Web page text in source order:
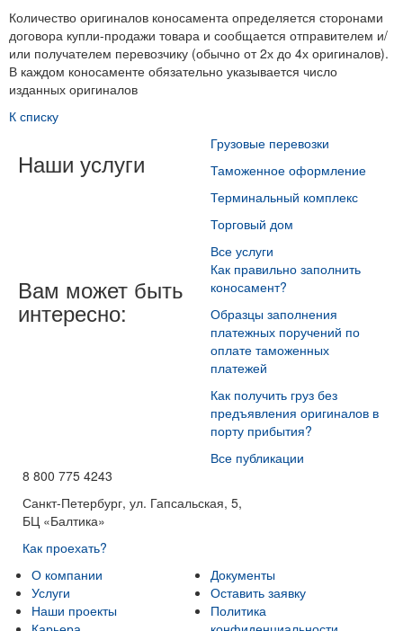
Количество оригиналов коносамента определяется сторонами
договора купли-продажи товара и сообщается отправителем и/
или получателем перевозчику (обычно от 2х до 4х оригиналов).
В каждом коносаменте обязательно указывается число
изданных оригиналов
К списку
Наши услуги
Грузовые перевозки
Таможенное оформление
Терминальный комплекс
Торговый дом
Все услуги
Вам может быть
интересно:
Как правильно заполнить
коносамент?
Образцы заполнения
платежных поручений по
оплате таможенных
платежей
Как получить груз без
предъявления оригиналов в
порту прибытия?
Все публикации
8 800 775 4243
Санкт-Петербург, ул. Гапсальская, 5,
БЦ «Балтика»
Как проехать?
О компании
Услуги
Наши проекты
Документы
Оставить заявку
Политика